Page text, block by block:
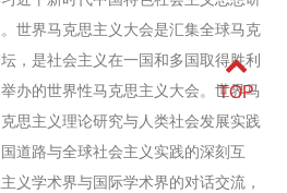
世界马克思主义大会是汇集全球马克
，是社会主义在一国和多国取得胜利
办的世界性马克思主义大会。世界马
思主义理论研究与人类社会发展实践
道路与全球社会主义实践的深刻互
义学术界与国际学术界的对话交流，
TOP